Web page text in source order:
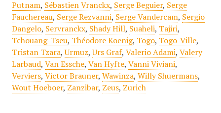
Putnam, Sébastien Vranckx, Serge Beguier, Serge
Fauchereau, Serge Rezvanni, Serge Vandercam, Sergio
Dangelo, Servranckx, Shady Hill, Suaheli, Tajiri,
Tchouang-Tseu, Théodore Koenig, Togo, Togo-Ville,
Tristan Tzara,Urmuz,Urs Graf, Valerio Adami, Valery
Larbaud, Van Essche, Van Hyfte, Vanni Viviani,
Verviers, Victor Brauner, Wawinza, Willy Shuermans,
Wout Hoeboer, Zanzibar, Zeus, Zurich